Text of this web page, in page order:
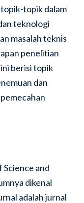
topik dalam
teknologi
masalah teknis
penelitian
berisi topik
dan
Science and
dikenal
adalah jurnal